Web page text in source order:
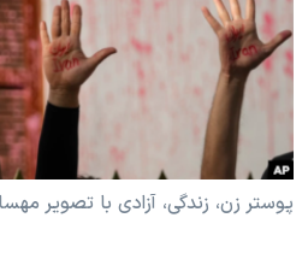
فرهنگ و زندگی
حقوق شهروندی
اقتصادی
علم و فناوری
اسرائیل در جنگ
مستندها
انتخابات ریاست جمهوری آمریکا ۲۰۲۴
حمله جمهوری اسلامی به اسرائیل
رمز مهسا
ورزش زنان در ایران
دنبال کنید
زبانهای مختلف
پوستر زن، زندگی، آزادی با تصویر